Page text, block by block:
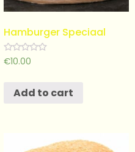
Hamburger Speciaal
Rated
0
€10.00
Add to cart